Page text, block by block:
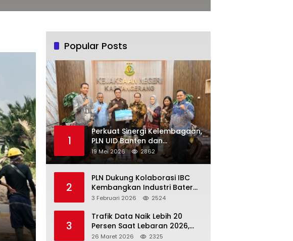
Popular Posts
1
Perkuat Sinergi Kelembagaan,
PLN UID Banten dan
Kejaksaan Negeri Kabupaten
Tangerang Kolaborasi
19 Mei 2026 2862
2
PLN Dukung Kolaborasi IBC
Kembangkan Industri Baterai
Terintegrasi, Investasi Capai
3 Februari 2026 2524
3
Trafik Data Naik Lebih 20
Persen Saat Lebaran 2026,
Indosat Buktikan Jaringan
26 Maret 2026 2325